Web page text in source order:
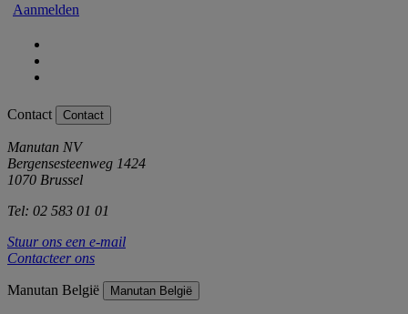
Aanmelden
Contact Contact
Manutan NV
Bergensesteenweg 1424
1070 Brussel
Tel: 02 583 01 01
Stuur ons een e-mail
Contacteer ons
Manutan België Manutan België